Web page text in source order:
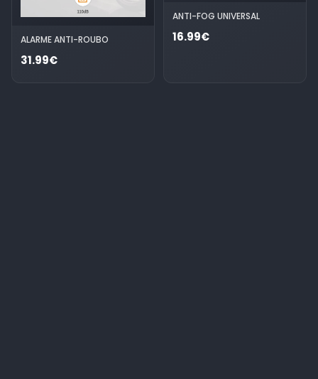
ALARME ANTI-ROUBO
31.99€
ANTI-FOG UNIVERSAL
16.99€